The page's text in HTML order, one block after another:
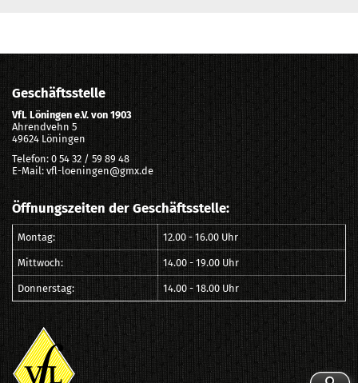
Geschäftsstelle
VfL Löningen e.V. von 1903
Ahrendvehn 5
49624 Löningen
Telefon: 0 54 32 / 59 89 48
E-Mail: vfl-loeningen@gmx.de
Öffnungszeiten der Geschäftsstelle:
Montag: 12.00 - 16.00 Uhr
Mittwoch: 14.00 - 19.00 Uhr
Donnerstag: 14.00 - 18.00 Uhr